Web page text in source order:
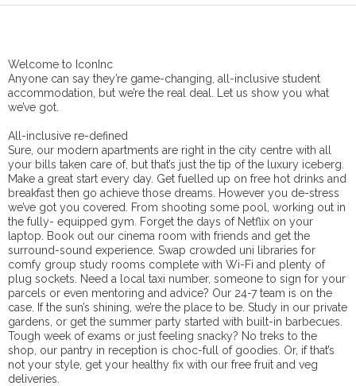
Welcome to IconInc
Anyone can say they’re game-changing, all-inclusive student
accommodation, but we’re the real deal. Let us show you what
we’ve got.
All-inclusive re-defined
Sure, our modern apartments are right in the city centre with all
your bills taken care of, but that’s just the tip of the luxury iceberg.
Make a great start every day. Get fuelled up on free hot drinks and
breakfast then go achieve those dreams. However you de-stress
we’ve got you covered. From shooting some pool, working out in
the fully- equipped gym. Forget the days of Netflix on your
laptop. Book out our cinema room with friends and get the
surround-sound experience. Swap crowded uni libraries for
comfy group study rooms complete with Wi-Fi and plenty of
plug sockets. Need a local taxi number, someone to sign for your
parcels or even mentoring and advice? Our 24-7 team is on the
case. If the sun’s shining, we’re the place to be. Study in our private
gardens, or get the summer party started with built-in barbecues.
Tough week of exams or just feeling snacky? No treks to the
shop, our pantry in reception is choc-full of goodies. Or, if that’s
not your style, get your healthy fix with our free fruit and veg
deliveries.